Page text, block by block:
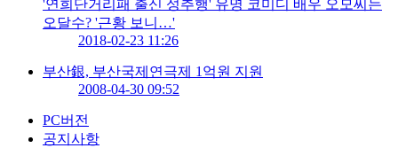
'연희단거리패 출신 성추행' 유명 코미디 배우 오모씨는
오달수? '근황 보니…'
2018-02-23 11:26
부산銀, 부산국제연극제 1억원 지원
2008-04-30 09:52
PC버전
공지사항